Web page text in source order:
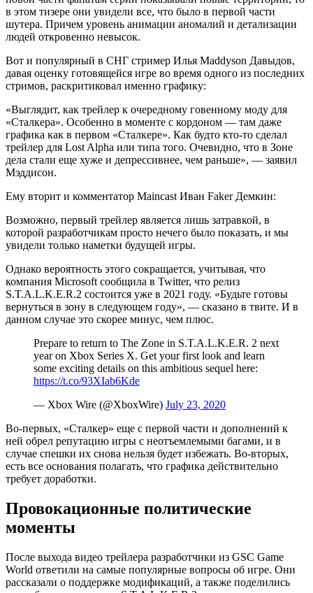
в этом тизере они увидели все, что было в первой части
шутера. Причем уровень анимации аномалий и детализации
людей откровенно невысок.
Вот и популярный в СНГ стример Илья Maddyson Давыдов,
давая оценку готовящейся игре во время одного из последних
стримов, раскритиковал именно графику:
«Выглядит, как трейлер к очередному говенному моду для
«Сталкера». Особенно в моменте с кордоном — там даже
графика как в первом «Сталкере». Как будто кто-то сделал
трейлер для Lost Alpha или типа того. Очевидно, что в Зоне
дела стали еще хуже и депрессивнее, чем раньше», — заявил
Мэддисон.
Ему вторит и комментатор Maincast Иван Faker Демкин:
Возможно, первый трейлер является лишь затравкой, в
которой разработчикам просто нечего было показать, и мы
увидели только наметки будущей игры.
Однако вероятность этого сокращается, учитывая, что
компания Microsoft сообщила в Twitter, что релиз
S.T.A.L.K.E.R.2 состоится уже в 2021 году. «Будьте готовы
вернуться в зону в следующем году», — сказано в твите. И в
данном случае это скорее минус, чем плюс.
Prepare to return to The Zone in S.T.A.L.K.E.R. 2 next
year on Xbox Series X. Get your first look and learn
some exciting details on this ambitious sequel here:
https://t.co/93XIab6Kde
— Xbox Wire (@XboxWire) July 23, 2020
Во-первых, «Сталкер» еще с первой части и дополнений к
ней обрел репутацию игры с неотъемлемыми багами, и в
случае спешки их снова нельзя будет избежать. Во-вторых,
есть все основания полагать, что графика действительно
требует доработки.
Провокационные политические
моменты
После выхода видео трейлера разработчики из GSC Game
World ответили на самые популярные вопросы об игре. Они
рассказали о поддержке модификаций, а также поделились